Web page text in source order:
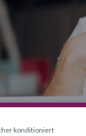
konditioniert